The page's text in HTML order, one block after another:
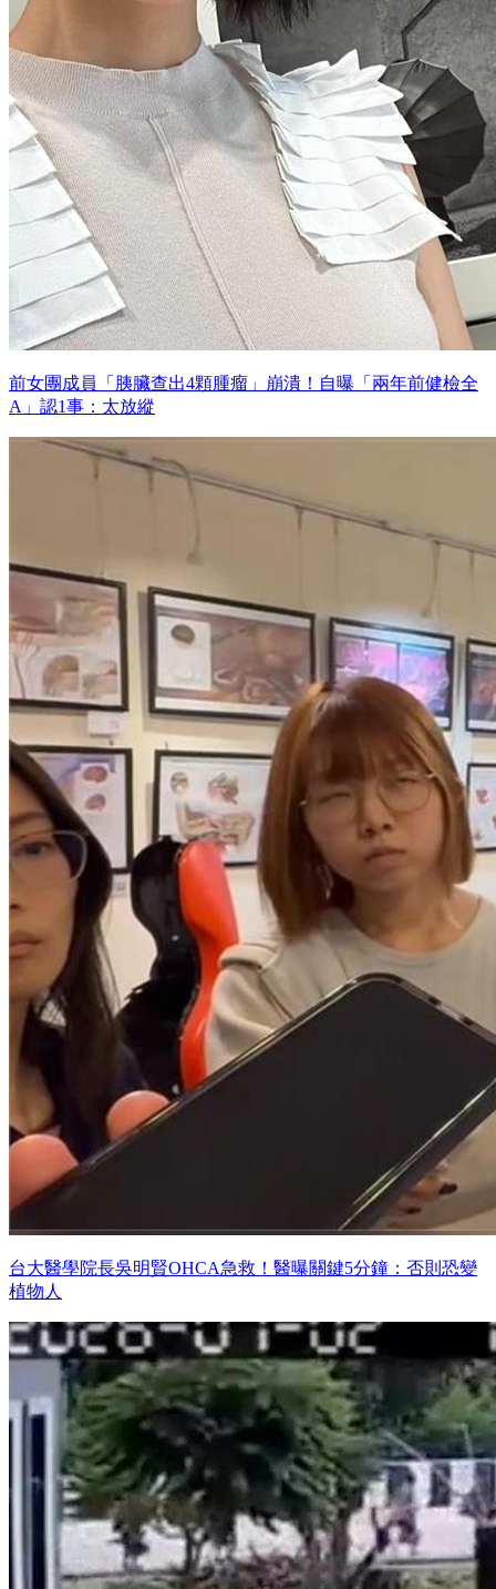
前女團成員「胰臟查出4顆腫瘤」崩潰！自曝「兩年前健檢全
A」認1事：太放縱
台大醫學院長吳明賢OHCA急救！醫曝關鍵5分鐘：否則恐變
植物人